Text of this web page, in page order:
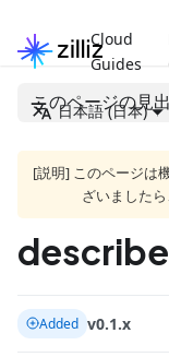
Cloud
Guides
日本語 (日本)
このページの見
[説明] このページは
ざいました
describe
Added v0.1.x